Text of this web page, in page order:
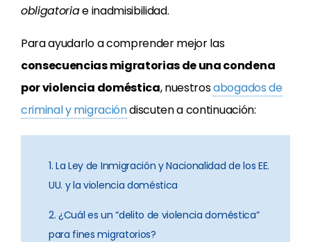
obligatoriae inadmisibilidad.
Para ayudarlo a comprender mejor las
consecuencias migratorias de una condena
por violencia doméstica, nuestrosabogados de
criminal y migracióndiscuten a continuación:
1. La Ley de Inmigración y Nacionalidad de los EE.
UU. y la violencia doméstica
2. ¿Cuál es un “delito de violencia doméstica”
para fines migratorios?